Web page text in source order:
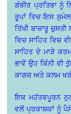
ਗੰਭੀਰ ਪ੍ਰਤਿਭਾ ਨੂੰ
ਰੂਪਾਂ ਵਿਚ ਇਸ ਸੁਮੇਲ
ਤਿੱਖੀ ਬਾਜ਼ਾਰੂ
ਵਿਚ ਸਾਹਿਤ ਵਿਚ
ਸਾਹਿਤ ਦੇ ਮਾੜੇ
ਭਾਵੇਂ ਉਹ ਕਿੰਨੀ ਵੀ
ਕਾਗਜ਼ ਅਤੇ ਕਲਮ
ਇਕ ਮਹੱਤਵਪੂਰਨ
ਵਲੋਂ ਪ੍ਰਕਾਸ਼ਕਾਂ ਨੂੰ